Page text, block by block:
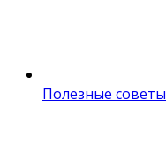
Полезные советы